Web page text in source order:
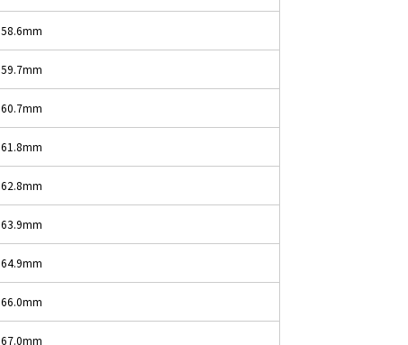
58.6mm
59.7mm
60.7mm
61.8mm
62.8mm
63.9mm
64.9mm
66.0mm
67.0mm